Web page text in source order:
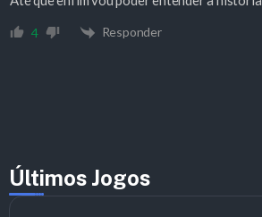
4 Responder
Últimos Jogos